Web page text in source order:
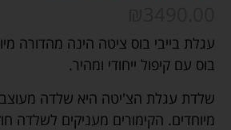
עגלת בייבי בוס ציטה הינה מהדורה
בוס עם קיפול ייחודי ומהיר.
שלדת עגלת הצ'יטה היא שלדה
מיוחדים. הקימורים מעניקים לשלדה